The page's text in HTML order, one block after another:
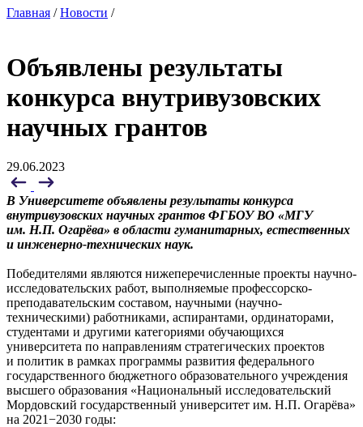
Главная /Новости /
Объявлены результаты
конкурса внутривузовских
научных грантов
29.06.2023
В Университете объявлены результаты конкурса
внутривузовских научных грантов ФГБОУ ВО «МГУ
им. Н.П. Огарёва» в области гуманитарных, естественных
и инженерно-технических наук.
Победителями являются нижеперечисленные проекты научно-
исследовательских работ, выполняемые профессорско-
преподавательским составом, научными (научно-
техническими) работниками, аспирантами, ординаторами,
студентами и другими категориями обучающихся
университета по направлениям стратегических проектов
и политик в рамках программы развития федерального
государственного бюджетного образовательного учреждения
высшего образования «Национальный исследовательский
Мордовский государственный университет им. Н.П. Огарёва»
на 2021−2030 годы: